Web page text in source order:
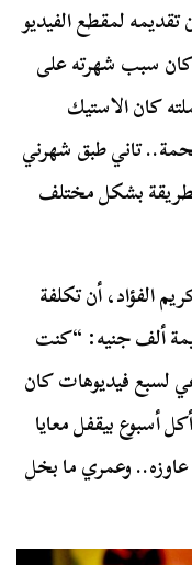
لمقطع الفيديو
سبب شهرته على
كان الاستيك
تاني طبق شهرني
بشكل مختلف
الفؤاد، أن تكلفة
ألف جنيه: “كنت
لسبع فيديوهات كان
أسبوع بيقفل معايا
عاوزه.. وعمري ما بخل